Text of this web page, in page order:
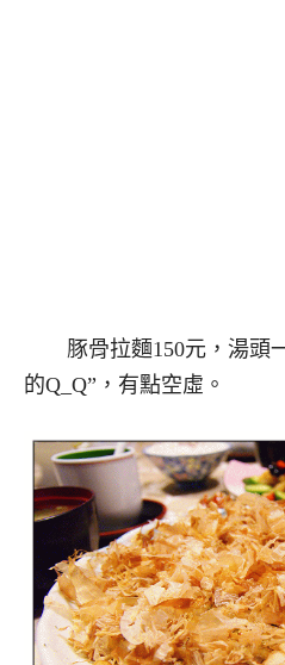
豚骨拉麵150元，湯頭
的Q_Q”，有點空虛。